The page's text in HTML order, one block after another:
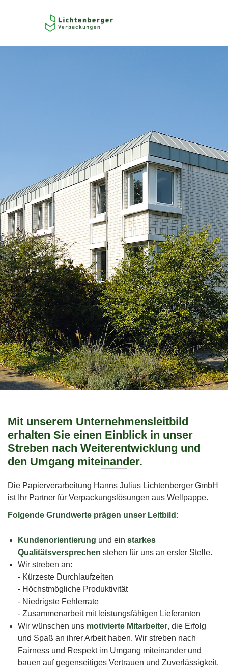
Mit unserem Unternehmensleitbild
erhalten Sie einen Einblick in unser
Streben nach Weiterentwicklung und
den Umgang miteinander.
Die Papierverarbeitung Hanns Julius Lichtenberger GmbH
ist Ihr Partner für Verpackungslösungen aus Wellpappe.
Folgende Grundwerte prägen unser Leitbild:
Kundenorientierung und ein starkes
Qualitätsversprechen stehen für uns an erster Stelle.
Wir streben an:
- Kürzeste Durchlaufzeiten
- Höchstmögliche Produktivität
- Niedrigste Fehlerrate
- Zusammenarbeit mit leistungsfähigen Lieferanten
Wir wünschen uns motivierte Mitarbeiter, die Erfolg
und Spaß an ihrer Arbeit haben. Wir streben nach
Fairness und Respekt im Umgang miteinander und
bauen auf gegenseitiges Vertrauen und Zuverlässigkeit.